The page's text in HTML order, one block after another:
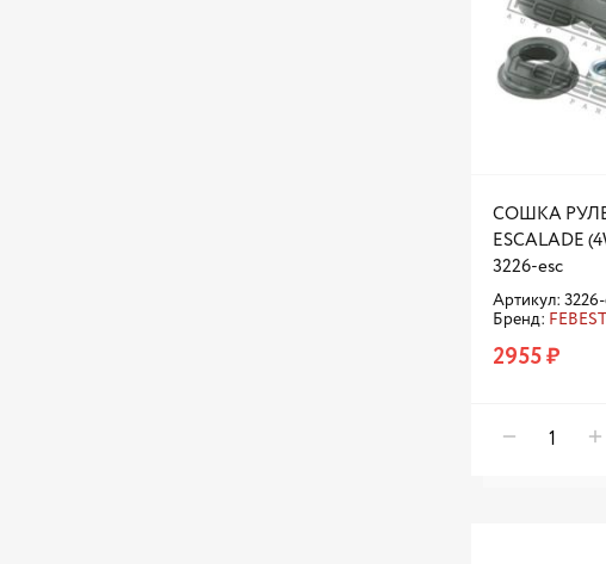
СОШКА
ESCALADE
3226-esc
Артикул:
Бренд: FEBEST
2955 ₽